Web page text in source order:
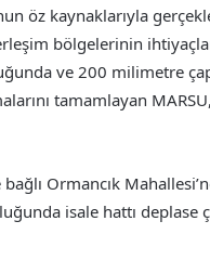
öz kaynaklarıyla
bölgelerinin
ve 200 milimetre
tamamlayan
Ormancık
isale hattı deplase